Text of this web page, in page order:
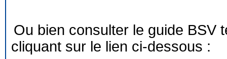
Ou bien consulter le guide BSV
cliquant sur le lien ci-dessous :